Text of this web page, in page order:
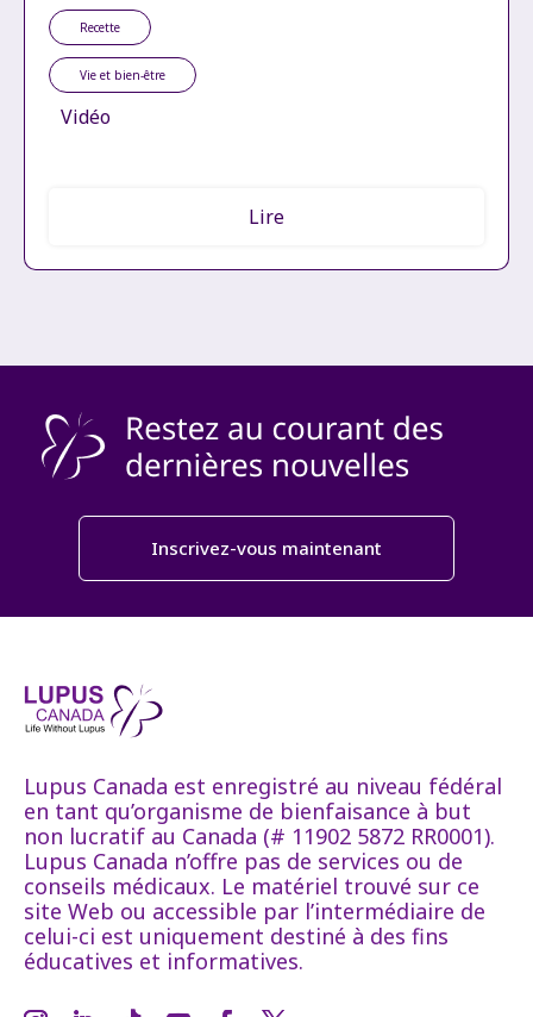
Recette
Vie et bien-être
Vidéo
Lire
Inscrivez-vous maintenant
Lupus Canada est enregistré au niveau fédéral
en tant qu’organisme de bienfaisance à but
non lucratif au Canada (# 11902 5872 RR0001).
Lupus Canada n’offre pas de services ou de
conseils médicaux. Le matériel trouvé sur ce
site Web ou accessible par l’intermédiaire de
celui-ci est uniquement destiné à des fins
éducatives et informatives.